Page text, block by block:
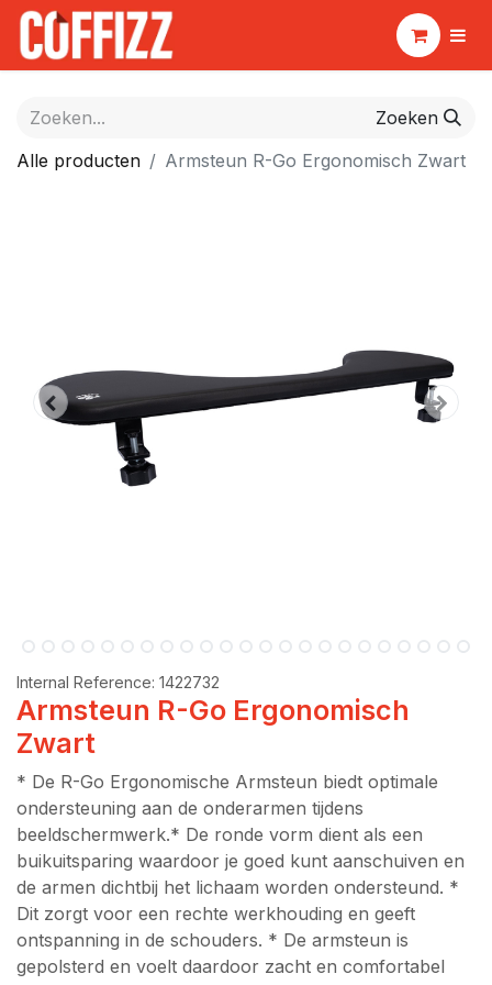
Zoeken
Alle producten
Armsteun R-Go Ergonomisch Zwart
Internal Reference: 1422732
Armsteun R-Go Ergonomisch
Zwart
* De R-Go Ergonomische Armsteun biedt optimale
ondersteuning aan de onderarmen tijdens
beeldschermwerk.* De ronde vorm dient als een
buikuitsparing waardoor je goed kunt aanschuiven en
de armen dichtbij het lichaam worden ondersteund. *
Dit zorgt voor een rechte werkhouding en geeft
ontspanning in de schouders. * De armsteun is
gepolsterd en voelt daardoor zacht en comfortabel